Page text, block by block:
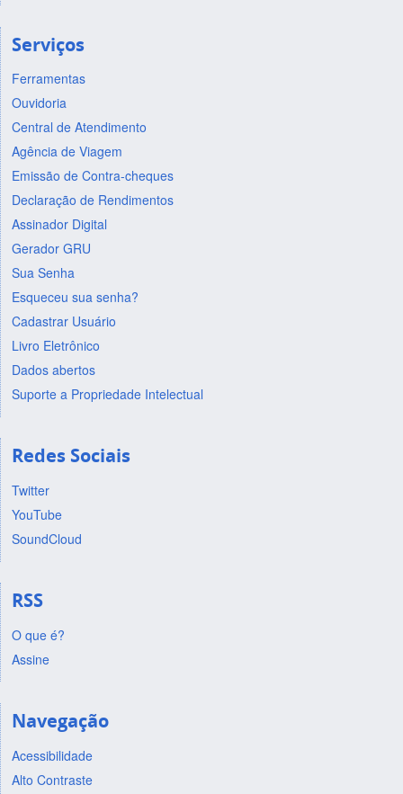
Serviços
Ferramentas
Ouvidoria
Central de Atendimento
Agência de Viagem
Emissão de Contra-cheques
Declaração de Rendimentos
Assinador Digital
Gerador GRU
Sua Senha
Esqueceu sua senha?
Cadastrar Usuário
Livro Eletrônico
Dados abertos
Suporte a Propriedade Intelectual
Redes Sociais
Twitter
YouTube
SoundCloud
RSS
O que é?
Assine
Navegação
Acessibilidade
Alto Contraste